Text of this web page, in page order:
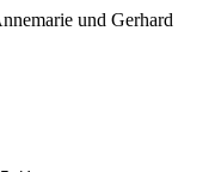
und Gerhard